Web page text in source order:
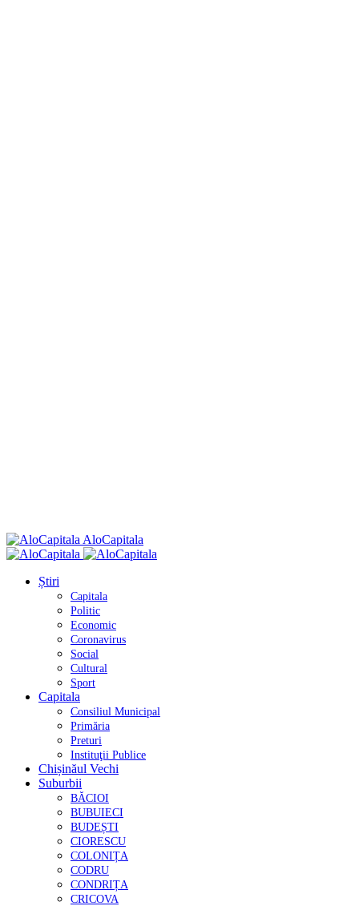
AloCapitala
Știri
Capitala
Politic
Economic
Coronavirus
Social
Cultural
Sport
Capitala
Consiliul Municipal
Primăria
Preturi
Instituţii Publice
Chișinăul Vechi
Suburbii
BĂCIOI
BUBUIECI
BUDEȘTI
CIORESCU
COLONIȚA
CODRU
CONDRIȚA
CRICOVA